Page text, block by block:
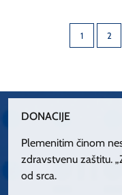
1 2
DONACIJE
Plemenitim činom
zdravstvenu zaštitu.
od srca.